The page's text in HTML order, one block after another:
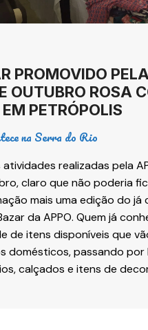
PROMOVIDO
OUTUBRO ROSA
PETRÓPOLIS
na Serra do Rio
realizadas pela
claro que não poderia
mais uma edição do já
da APPO. Quem já
de itens disponíveis que
domésticos, passando por
calçados e itens de